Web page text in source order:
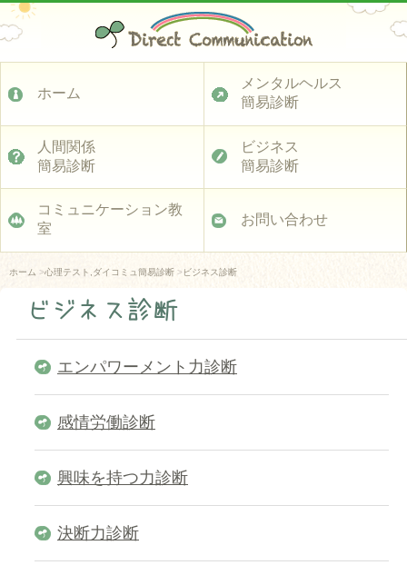
ホーム
メンタルヘルス
簡易診断
人間関係
簡易診断
ビジネス
簡易診断
コミュニケーション教
室
お問い合わせ
ホーム >心理テスト,ダイコミュ簡易診断 > ビジネス診断
ビジネス診断
エンパワーメント力診断
感情労働診断
興味を持つ力診断
決断力診断